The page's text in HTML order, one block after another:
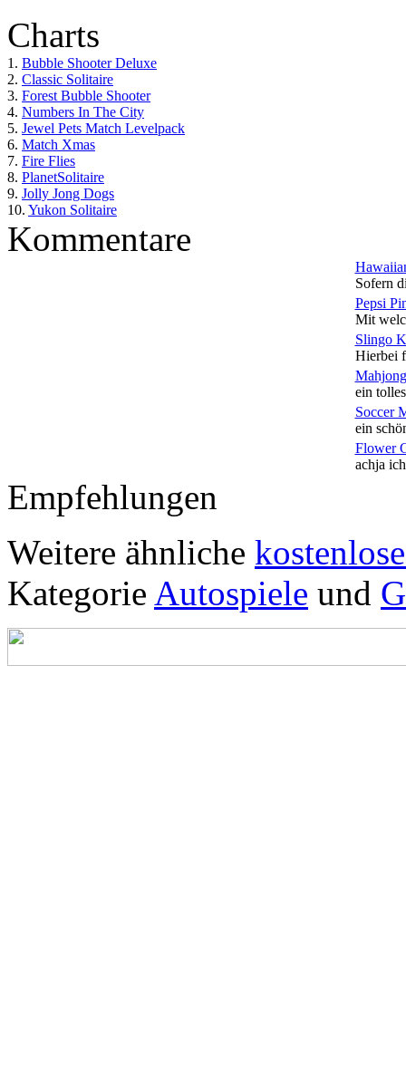
Charts
1. Bubble Shooter Deluxe
2. Classic Solitaire
3. Forest Bubble Shooter
4. Numbers In The City
5. Jewel Pets Match Levelpack
6. Match Xmas
7. Fire Flies
8. PlanetSolitaire
9. Jolly Jong Dogs
10. Yukon Solitaire
Kommentare
Sofern
Pepsi
Mit
Slingo
Hierbei
ein
Soccer
ein
Flower
achja
Empfehlungen
Weitere ähnliche
Kategorie Autospiele und